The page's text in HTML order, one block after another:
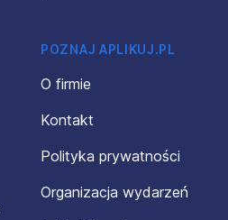
POZNAJ APLIKUJ.PL
O firmie
Kontakt
Polityka prywatności
Organizacja wydarzeń